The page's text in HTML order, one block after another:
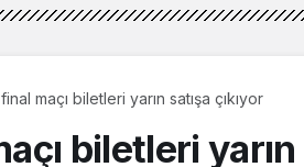
maçı biletleri yarın satışa çıkıyor
biletleri yarın